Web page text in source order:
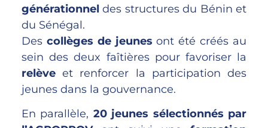
générationnel des structures du Bénin et
du Sénégal.
Des collèges de jeunes ont été créés au
sein des deux faîtières pour favoriser la
relève et renforcer la participation des
jeunes dans la gouvernance.
En parallèle, 20 jeunes sélectionnés par